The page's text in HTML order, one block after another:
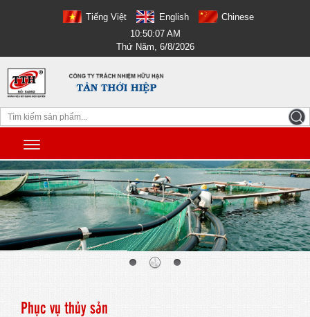
Tiếng Việt English
Chinese
10:50:08 AM
Thứ Năm, 6/8/2026
Phục vụ thủy sản